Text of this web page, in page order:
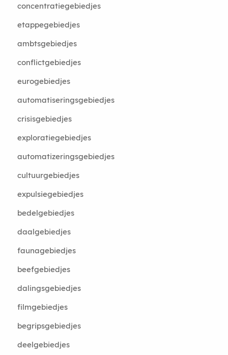
concentratiegebiedjes
etappegebiedjes
ambtsgebiedjes
conflictgebiedjes
eurogebiedjes
automatiseringsgebiedjes
crisisgebiedjes
exploratiegebiedjes
automatizeringsgebiedjes
cultuurgebiedjes
expulsiegebiedjes
bedelgebiedjes
daalgebiedjes
faunagebiedjes
beefgebiedjes
dalingsgebiedjes
filmgebiedjes
begripsgebiedjes
deelgebiedjes